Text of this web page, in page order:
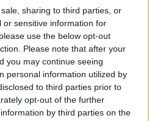
sharing to third parties, or
or sensitive information for
use the below opt-out
Please note that after your
you may continue seeing
personal information utilized by
to third parties prior to
opt-out of the further
by third parties on the